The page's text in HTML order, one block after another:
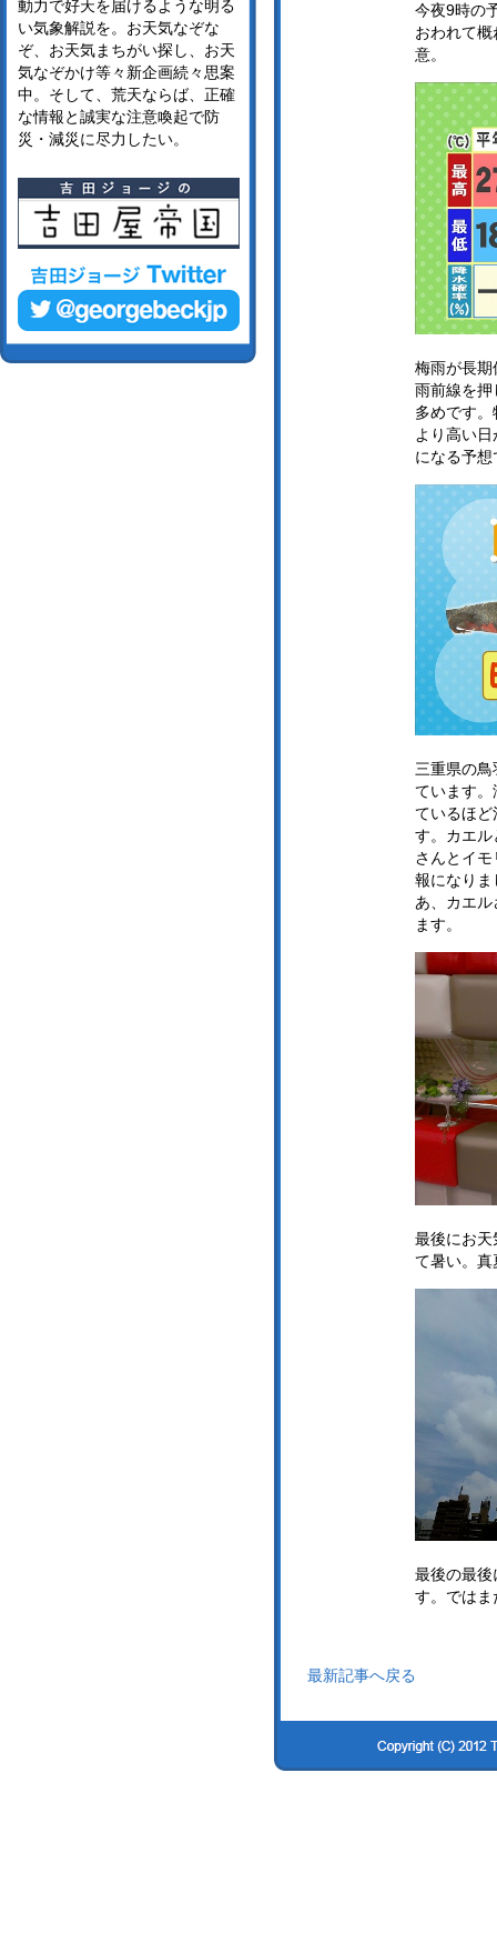
今夜9時の
おわれて
意。
梅雨が長期
雨前線を押
多めです
より高い
になる予想
三重県の鳥
ています。
ているほど
す。カエル
さんとイ
報になりま
あ、カエ
ます。
最後にお天
て暑い。真
最後の最後
す。ではま
最新記事へ戻る
動力で好天を届けるような明る
い気象解説を。お天気なぞな
ぞ、お天気まちがい探し、お天
気なぞかけ等々新企画続々思案
中。そして、荒天ならば、正確
な情報と誠実な注意喚起で防
災・減災に尽力したい。